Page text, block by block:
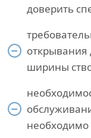
доверить
открывания
ширины
необходимо